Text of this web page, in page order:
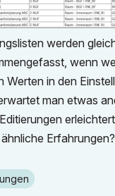
werden
wenn
Werten in den
man etwas
Erfahrungen?